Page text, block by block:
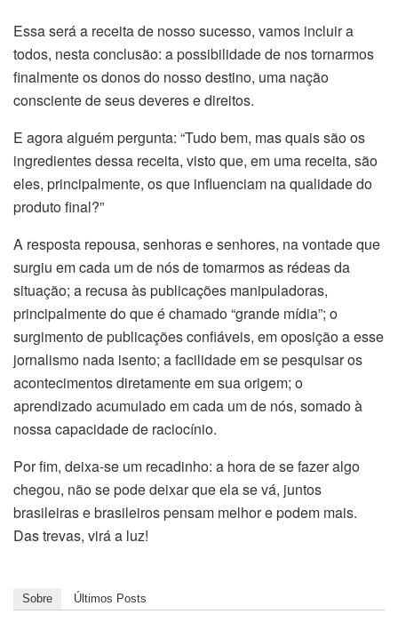
Essa será a receita de nosso sucesso, vamos incluir a
todos, nesta conclusão: a possibilidade de nos tornarmos
finalmente os donos do nosso destino, uma nação
consciente de seus deveres e direitos.
E agora alguém pergunta: “Tudo bem, mas quais são os
ingredientes dessa receita, visto que, em uma receita, são
eles, principalmente, os que influenciam na qualidade do
produto final?”
A resposta repousa, senhoras e senhores, na vontade que
surgiu em cada um de nós de tomarmos as rédeas da
situação; a recusa às publicações manipuladoras,
principalmente do que é chamado “grande mídia”; o
surgimento de publicações confiáveis, em oposição a esse
jornalismo nada isento; a facilidade em se pesquisar os
acontecimentos diretamente em sua origem; o
aprendizado acumulado em cada um de nós, somado à
nossa capacidade de raciocínio.
Por fim, deixa-se um recadinho: a hora de se fazer algo
chegou, não se pode deixar que ela se vá, juntos
brasileiras e brasileiros pensam melhor e podem mais.
Das trevas, virá a luz!
Sobre Últimos Posts